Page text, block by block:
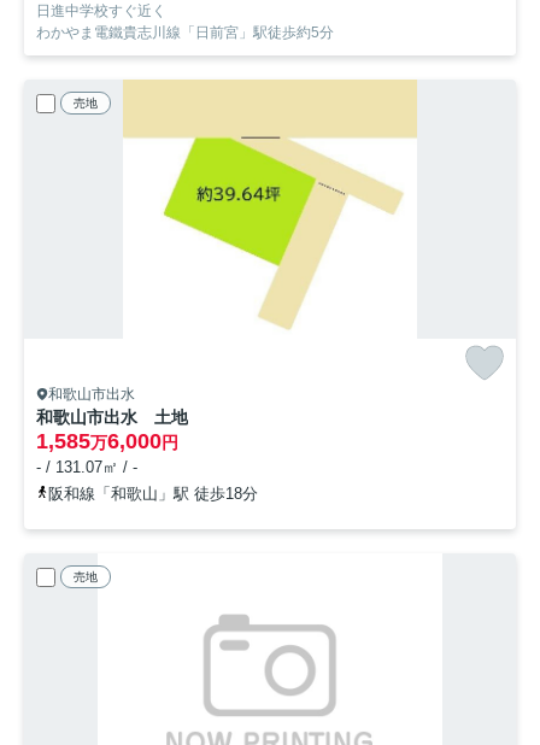
日進中学校すぐ近く
わかやま電鐵貴志川線「日前宮」駅徒歩約5分
売地
和歌山市出水
和歌山市出水 土地
1,585万6,000円
- / 131.07㎡ / -
阪和線「和歌山」駅 徒歩18分
売地